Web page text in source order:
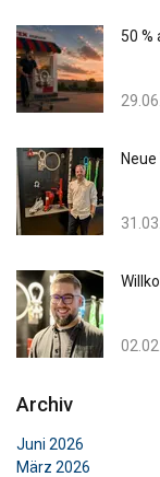
50
Archiv
Juni 2026
März 2026